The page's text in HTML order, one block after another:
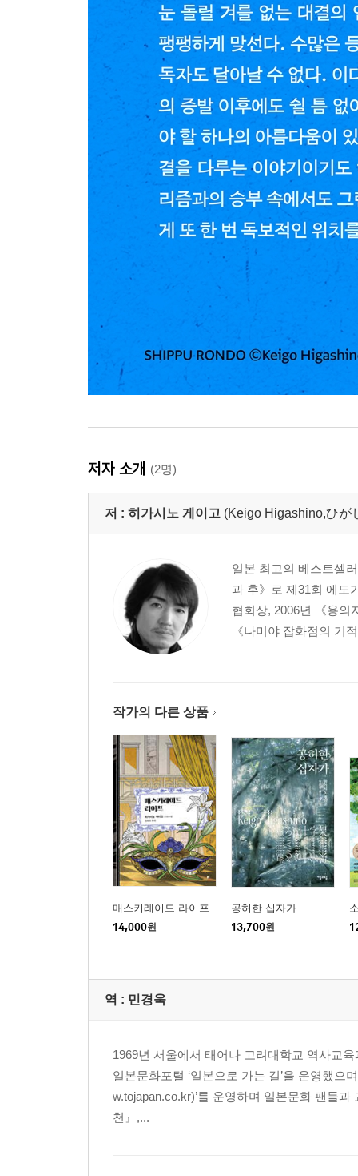
저자 소개 (2명)
저 : 히가시노 게이고 (Keigo Higashino,ひが
일본 최고의 베스트셀
과 후》로 제31회 에도
협회상, 2006년 《용의
《나미야 잡화점의 기
작가의 다른 상품
매스커레이드 라이프
14,000원
공허한 십자가
13,700원
역 : 민경욱
1969년 서울에서 태어나 고려대학교 역사교
일본문화포털 ‘일본으로 가는 길’을 운영했
w.tojapan.co.kr)’를 운영하며 일본문화 팬들
천』,...